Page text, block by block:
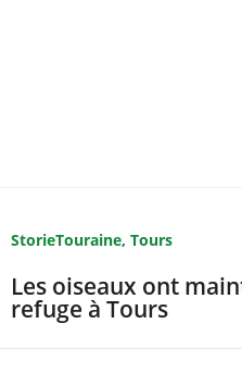
StorieTouraine, Tours
Les oiseaux ont
refuge à Tours